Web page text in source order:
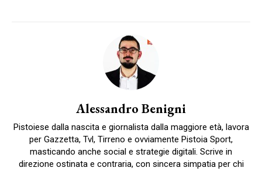
Alessandro Benigni
Pistoiese dalla nascita e giornalista dalla maggiore età, lavora
per Gazzetta, Tvl, Tirreno e ovviamente Pistoia Sport,
masticando anche social e strategie digitali. Scrive in
direzione ostinata e contraria, con sincera simpatia per chi